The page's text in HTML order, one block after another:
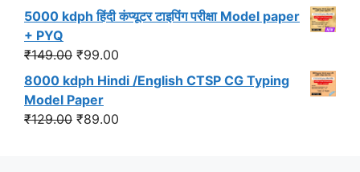
price
was:
₹449.00.
price
is:
5000 kdph हिंदी कंप्यूटर टाइपिंग परीक्षा Model paper
+ PYQ
₹149.00 Original
price
was:
₹149.00.
₹99.00
price
8000 kdph Hindi /English CTSP CG Typing
Model Paper
₹129.00 Original
₹89.00